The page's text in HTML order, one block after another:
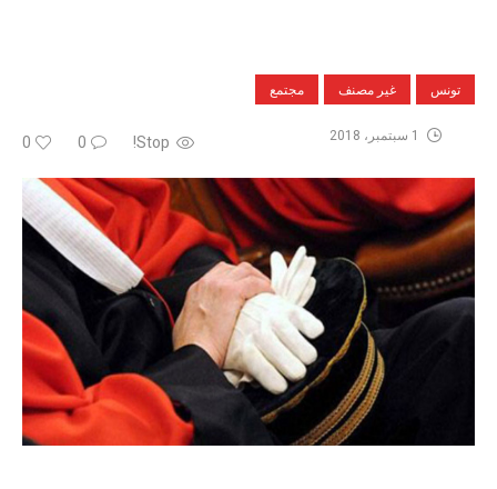
تونس غير مصنف مجتمع
Stop!
0
0 1 سبتمبر، 2018